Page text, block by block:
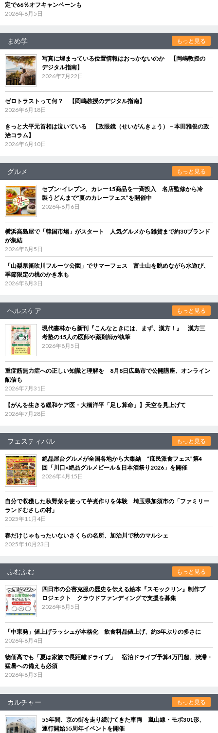
定で66％オフキャンペーンも
2026年8月5日
まめ学 もっと見る
写真に埋まっている位置情報はおっかないのか 【岡嶋教授の
デジタル指南】
2026年7月22日
ゼロトラストって何？ 【岡嶋教授のデジタル指南】
2026年6月18日
きっと大平元首相は泣いている 【政眼鏡（せいがんきょう）－本田雅俊の政
治コラム】
2026年6月10日
グルメ もっと見る
セブン‐イレブン、カレー15商品を一斉投入 名店監修から冷
製うどんまで“夏のカレーフェス”を開催中
2026年8月6日
横浜高島屋で「韓国市場」がスタート 人気グルメから雑貨まで約30ブランド
が集結
2026年8月5日
「山梨県笛吹川フルーツ公園」でサマーフェス 富士山を眺めながら水遊び、
季節限定の桃のかき氷も
2026年8月3日
ヘルスケア もっと見る
現代書林から新刊『こんなときには、まず、漢方！』 漢方三
考塾の15人の医師や薬剤師が執筆
2026年8月5日
重症筋無力症への正しい知識と理解を 8月8日広島市で公開講座、オンライン
配信も
2026年7月31日
【がんを生きる緩和ケア医・大橋洋平「足し算命」】天空を見上げて
2026年7月28日
フェスティバル もっと見る
絶品屋台グルメが全国各地から大集結 “庶民派食フェス”第4
回「川口×絶品グルメビール＆日本酒祭り2026」を開催
2026年4月15日
自分で収穫した秋野菜を使って芋煮作りを体験 埼玉県加須市の「ファミリー
ランドむさしの村」
2025年11月4日
春だけじゃもったいないさくらの名所、加治川で秋のマルシェ
2025年10月23日
ふむふむ もっと見る
四日市の公害克服の歴史を伝える絵本『スモックリン』制作プ
ロジェクト クラウドファンディングで支援を募集
2026年8月5日
「中東発」値上げラッシュが本格化 飲食料品値上げ、約3年ぶりの多さに
2026年8月4日
物価高でも「夏は家族で長距離ドライブ」 宿泊ドライブ予算4万円超、渋滞・
猛暑への備えも必須
2026年8月3日
カルチャー もっと見る
55年間、京の街を走り続けてきた車両 嵐山線・モボ301形、
運行開始55周年イベントを開催